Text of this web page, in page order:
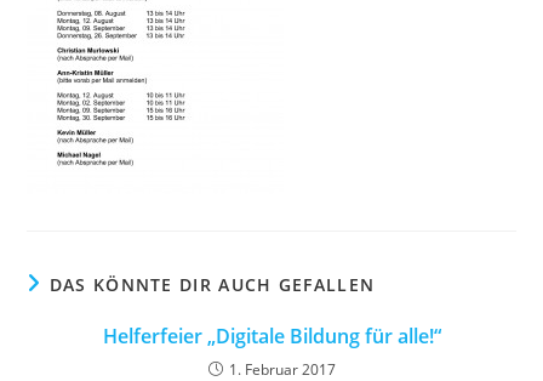
DAS KÖNNTE DIR AUCH GEFALLEN
Helferfeier „Digitale Bildung für alle!“
1. Februar 2017